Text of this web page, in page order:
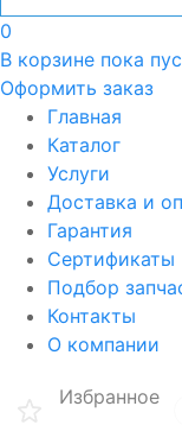
0
В корзине пока
Оформить заказ
Главная
Каталог
Услуги
Доставка и
Гарантия
Сертификаты
Подбор
Контакты
О компании
Избранное